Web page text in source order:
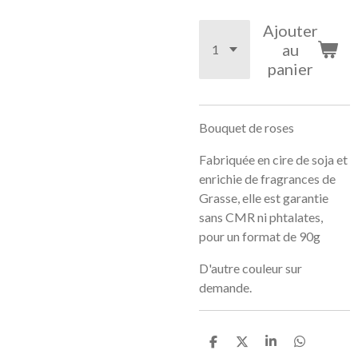
Ajouter
au
panier
Bouquet de roses
Fabriquée en cire de soja et
enrichie de fragrances de
Grasse, elle est garantie
sans CMR ni phtalates,
pour un format de 90g
D'autre couleur sur
demande.
P
P
P
P